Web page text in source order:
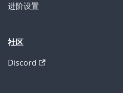
进阶设置
社区
Discord